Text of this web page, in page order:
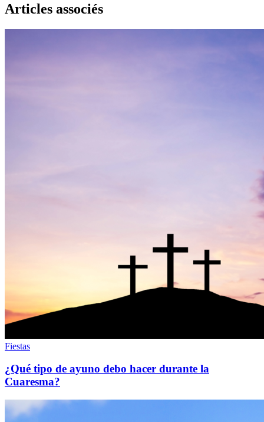
Articles associés
Fiestas
¿Qué tipo de ayuno debo hacer durante la
Cuaresma?